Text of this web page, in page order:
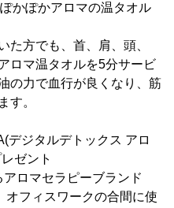
かぽかアロマの温タオル
た方でも、首、肩、頭、
ロマ温タオルを5分サービ
の力で血行が良くなり、筋
す。
デジタルデトックス アロ
ゼント
アロマセラピーブランド
オフィスワークの合間に使